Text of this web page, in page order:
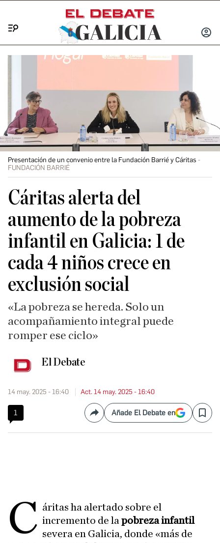
INICIAR
Presentación de un convenio entre la Fundación Barrié y Cáritas
FUNDACIÓN BARRIÉ
Cáritas alerta del
aumento de la pobreza
infantil en Galicia: 1 de
cada 4 niños crece en
exclusión social
«La pobreza se hereda. Solo un
acompañamiento integral puede
romper ese ciclo»
El Debate
14 may. 2025 - 16:40 Act. 14 may. 2025 - 16:40
1 CompartirAñade El Debate en Save
C áritas ha alertado sobre el
incremento de la pobreza infantil
severa en Galicia, donde «más de